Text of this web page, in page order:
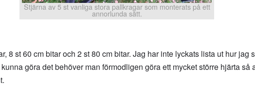
Stjärna av 5 st vanliga stora pallkragar som monterats på ett
annorlunda sätt.
8 st 60 cm bitar och 2 st 80 cm bitar. Jag har inte lyckats lista ut hur jag
göra det behöver man förmodligen göra ett mycket större hjärta så